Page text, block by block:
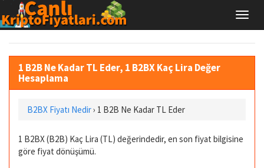
1 B2B Ne Kadar TL Eder, 1 B2BX Kaç Lira Değer
Hesaplama
B2BX Fiyatı Nedir› 1 B2B Ne Kadar TL Eder
1 B2BX (B2B) Kaç Lira (TL) değerindedir, en son fiyat bilgisine
göre fiyat dönüşümü.